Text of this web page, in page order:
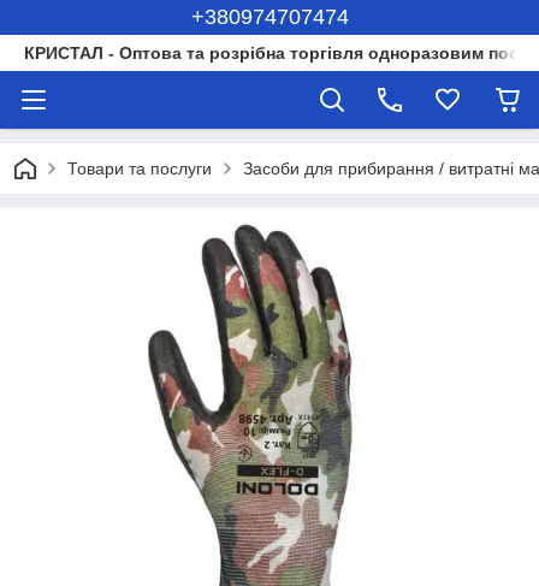
+380974707474
КРИСТАЛ - Оптова та розрібна торгівля одноразовим
Товари та послуги Засоби для прибирання / витратні